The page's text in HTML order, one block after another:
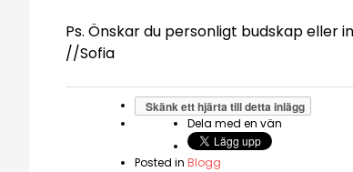
Ps. Önskar du personligt budskap
//Sofia
Skänk ett hjärta till detta inlägg
Dela med en vän
Posted in Blogg